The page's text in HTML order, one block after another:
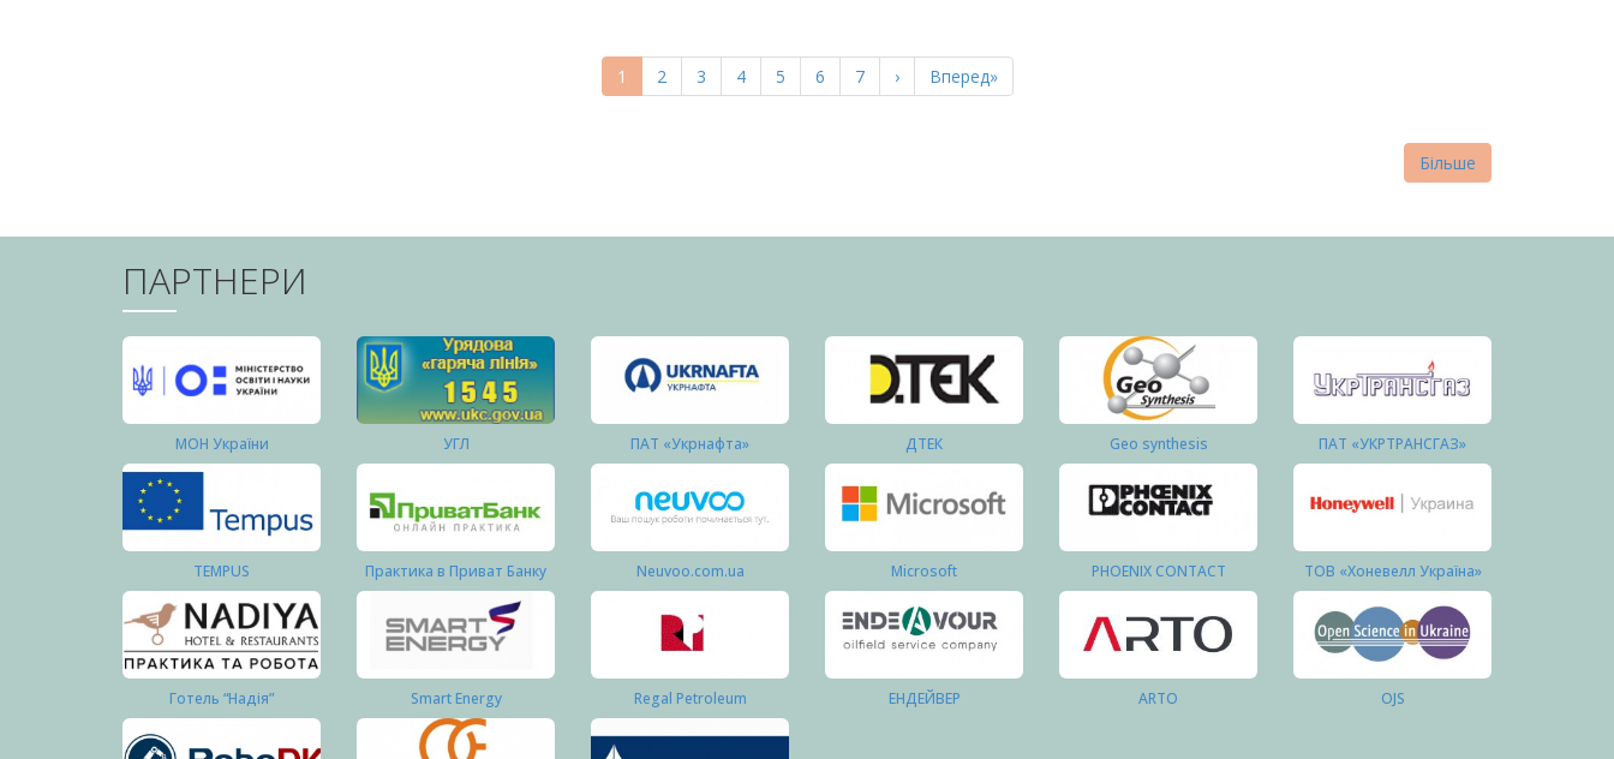
Поточна
сторінка
1 Page
2 Page
3 Page
4 Page
5 Page
6 Page
7
Наступна
сторінка
›
Остання
сторінка
Вперед»
Більше
ПАРТНЕРИ
МОН України УГЛ ПАТ «Укрнафта» ДТЕК Geo synthesis ПАТ «УКРТРАНСГАЗ»
TEMPUS Практика в Приват Банку Neuvoo.com.ua Microsoft PHOENIX CONTACT ТОВ «Хоневелл Україна»
Готель “Надія” Smart Energy Regal Petroleum ЕНДЕЙВЕР ARTO OJS